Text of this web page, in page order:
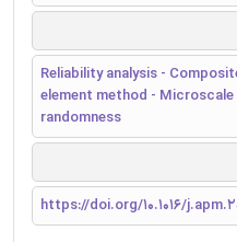
Reliability analysis -
element method -
randomness
https://doi.org/10.1016/